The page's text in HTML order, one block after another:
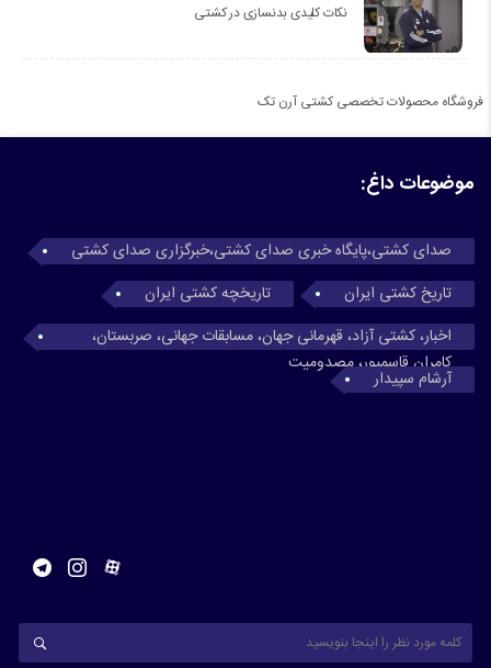
نکات کلیدی بدنسازی در کشتی
فروشگاه محصولات تخصصی کشتی آرن تک
موضوعات داغ:
صدای کشتی،پایگاه خبری صدای کشتی،خبرگزاری صدای کشتی
تاریخ کشتی ایران
تاریخچه کشتی ایران
اخبار، کشتی آزاد، قهرمانی جهان، مسابقات جهانی، صربستان،
کامران قاسمپور، مصدومیت
آرشام سپیدار